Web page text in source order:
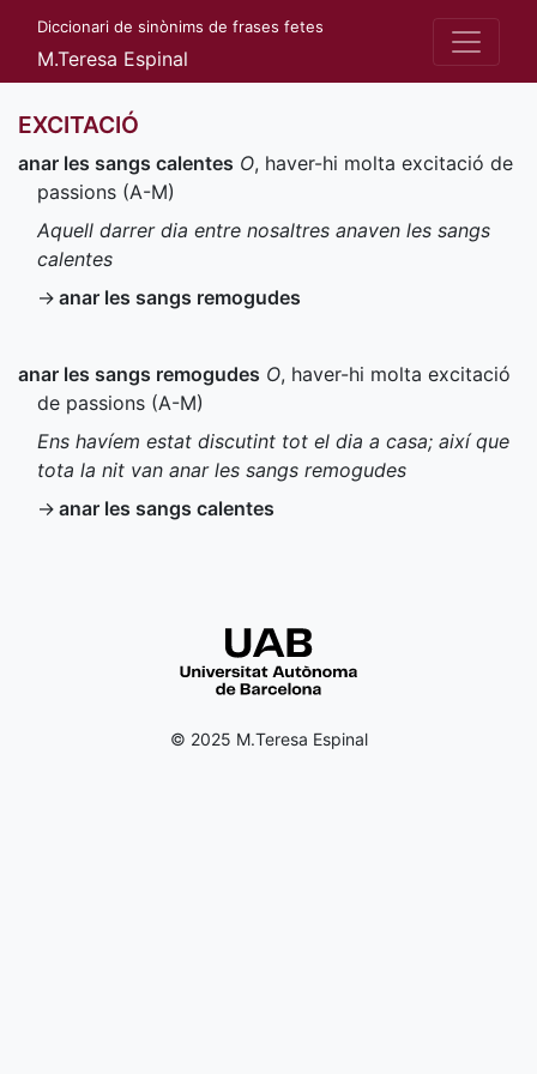
Diccionari de sinònims de frases fetes
M.Teresa Espinal
EXCITACIÓ
anar les sangs calentes O, haver-hi molta excitació de
passions (A-M)
Aquell darrer dia entre nosaltres anaven les sangs
calentes
→ anar les sangs remogudes
anar les sangs remogudes O, haver-hi molta excitació
de passions (A-M)
Ens havíem estat discutint tot el dia a casa; així que
tota la nit van anar les sangs remogudes
→ anar les sangs calentes
© 2025 M.Teresa Espinal